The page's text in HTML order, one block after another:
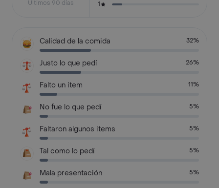
Últimos 90 días
1
Calidad de la comida 32%
Justo lo que pedí 26%
Falto un item 11%
No fue lo que pedí 5%
Faltaron algunos items 5%
Tal como lo pedí 5%
Mala presentación 5%